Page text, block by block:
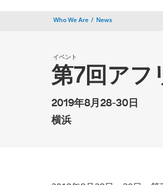
Who We Are News
イベント
第7回アフ
2019年8月28-30日
横浜